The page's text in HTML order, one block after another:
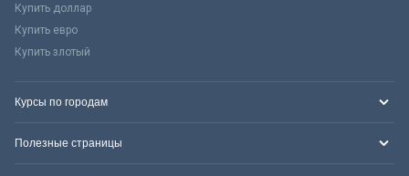
Купить доллар
Купить евро
Купить злотый
Курсы по городам
Полезные страницы